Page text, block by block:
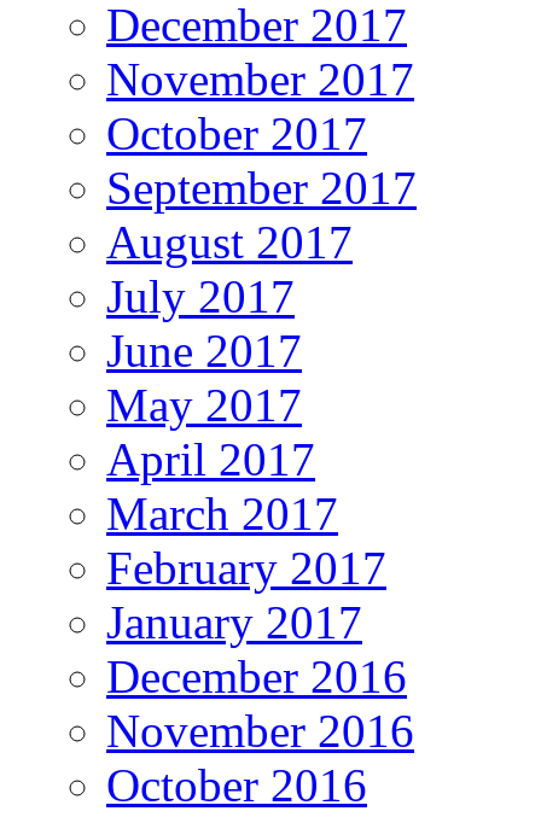
December 2017
November 2017
October 2017
September 2017
August 2017
July 2017
June 2017
May 2017
April 2017
March 2017
February 2017
January 2017
December 2016
November 2016
October 2016